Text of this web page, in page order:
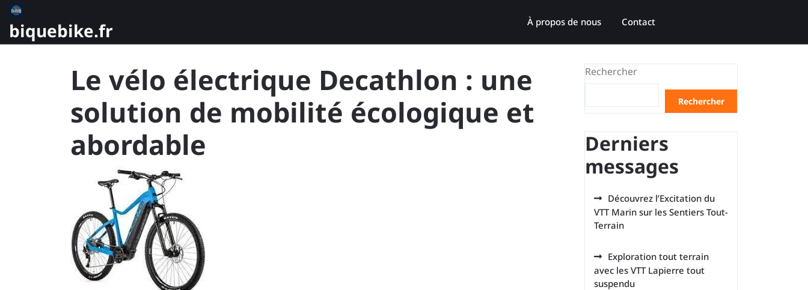
Skip
content
biquebike.fr À propos de nous Contact
Le vélo électrique Decathlon : une
solution de mobilité écologique et
abordable
Rechercher
Rechercher
Derniers
messages
Découvrez l’Excitation du
VTT Marin sur les Sentiers Tout-
Terrain
Exploration tout terrain
avec les VTT Lapierre tout
suspendu